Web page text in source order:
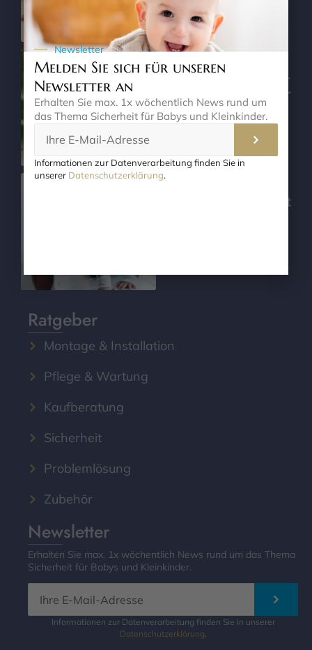
Schutzgitter für
Balkon und Terrasse –
Sicherheit im Sommer
Treppenschutzgitter
ohne Bohren – Perfekt
Ratgeber
Montage & Installation
Pflege & Wartung
Kaufberatung
Sicherheit
Problemlösung
Zubehör
Newsletter
Erhalten Sie max. 1x wöchentlich News rund um das Thema
Sicherheit für Babys und Kleinkinder.
Informationen zur Datenverarbeitung finden Sie in unserer
Datenschutzerklärung.
Newsletter
Melden Sie sich für unseren
Newsletter an
Erhalten Sie max. 1x wöchentlich News rund um
das Thema Sicherheit für Babys und Kleinkinder.
Informationen zur Datenverarbeitung finden Sie in
unserer Datenschutzerklärung.